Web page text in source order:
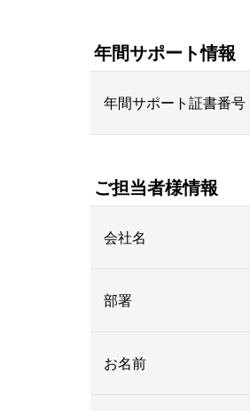
年間サポート情報
年間サポート証書番号
ご担当者様情報
会社名
部署
お名前